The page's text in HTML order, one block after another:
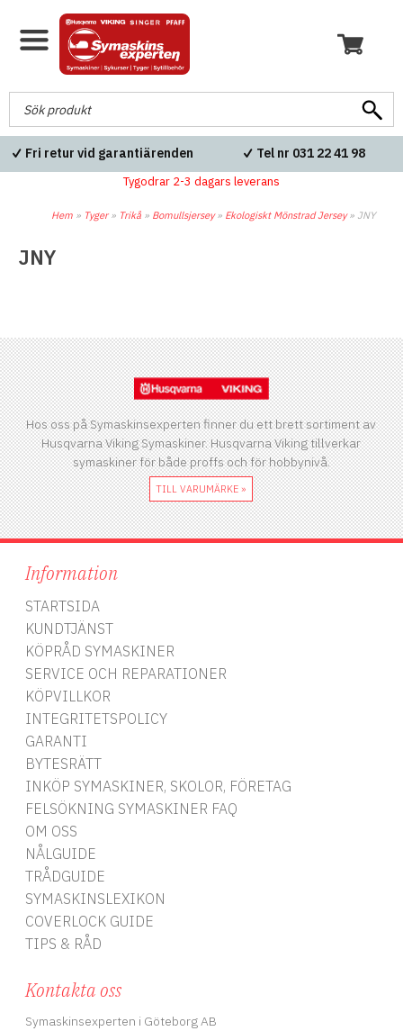
Fri retur vid garantiärenden Tel nr 031 22 41 98
Tygodrar 2-3 dagars leverans
Hem » Tyger» Trikå » Bomullsjersey» Ekologiskt Mönstrad Jersey» JNY
JNY
Hos oss på Symaskinsexperten finner du ett brett sortiment av
Husqvarna Viking Symaskiner. Husqvarna Viking tillverkar
symaskiner för både proffs och för hobbynivå.
TILL VARUMÄRKE »
Information
STARTSIDA
KUNDTJÄNST
KÖPRÅD SYMASKINER
SERVICE OCH REPARATIONER
KÖPVILLKOR
INTEGRITETSPOLICY
GARANTI
BYTESRÄTT
INKÖP SYMASKINER, SKOLOR, FÖRETAG
FELSÖKNING SYMASKINER FAQ
OM OSS
NÅLGUIDE
TRÅDGUIDE
SYMASKINSLEXIKON
COVERLOCK GUIDE
TIPS & RÅD
Kontakta oss
Symaskinsexperten i Göteborg AB